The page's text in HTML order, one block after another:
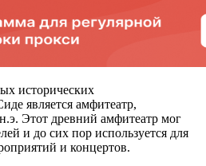
исторических
является амфитеатр,
Этот древний амфитеатр мог
и до сих пор используется для
и концертов.